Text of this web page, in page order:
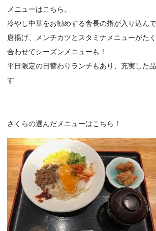
メニューはこちら。
冷やし中華をお勧めする舎長の指が入り込んで
唐揚げ、メンチカツとスタミナメニューがた
合わせてシーズンメニューも！
平日限定の日替わりランチもあり、充実した
す
さくらの選んだメニューはこちら！